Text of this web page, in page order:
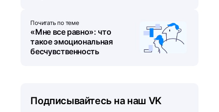
Почитать по теме
«Мне все равно»: что
такое эмоциональная
бесчувственность
Подписывайтесь на наш VK